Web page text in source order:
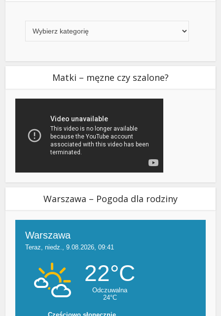
Matki – męzne czy szalone?
Warszawa – Pogoda dla rodziny